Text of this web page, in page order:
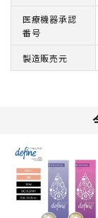
医療機器承認
番号
製造販売元